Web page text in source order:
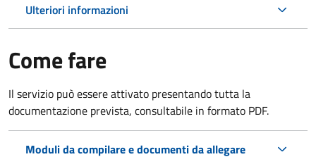
Ulteriori informazioni
Come fare
Il servizio può essere attivato presentando tutta la
documentazione prevista, consultabile in formato PDF.
Moduli da compilare e documenti da allegare